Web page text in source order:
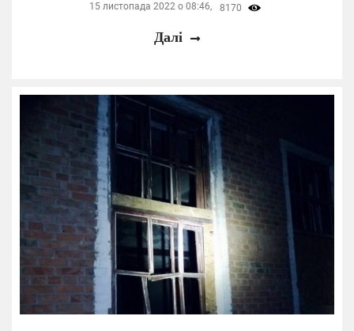
15 листопада 2022 о 08:46, 8170
Далі